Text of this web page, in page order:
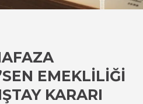
EMEKLILIĞI
KARARI